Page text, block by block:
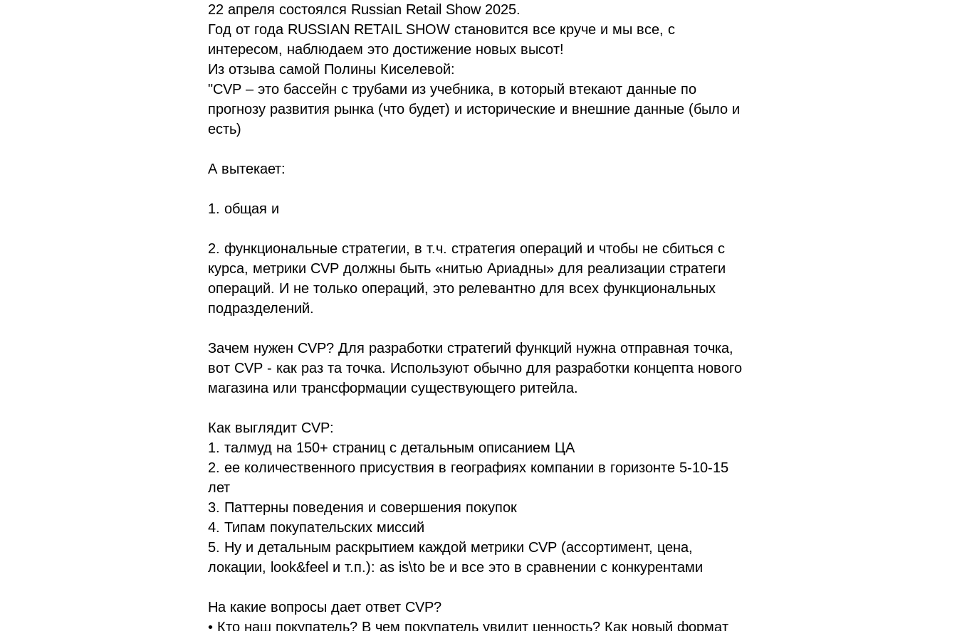
22 апреля состоялся Russian Retail Show 2025.
Год от года RUSSIAN RETAIL SHOW становится все круче и мы все, с
интересом, наблюдаем это достижение новых высот!
Из отзыва самой Полины Киселевой:
"CVP – это бассейн с трубами из учебника, в который втекают данные по
прогнозу развития рынка (что будет) и исторические и внешние данные (было и
есть)
А вытекает:
1. общая и
2. функциональные стратегии, в т.ч. стратегия операций и чтобы не сбиться с
курса, метрики CVP должны быть «нитью Ариадны» для реализации стратеги
операций. И не только операций, это релевантно для всех функциональных
подразделений.
Зачем нужен CVP? Для разработки стратегий функций нужна отправная точка,
вот CVP - как раз та точка. Используют обычно для разработки концепта нового
магазина или трансформации существующего ритейла.
Как выглядит CVP:
1. талмуд на 150+ страниц с детальным описанием ЦА
2. ее количественного присуствия в географиях компании в горизонте 5-10-15
лет
3. Паттерны поведения и совершения покупок
4. Типам покупательских миссий
5. Ну и детальным раскрытием каждой метрики CVP (ассортимент, цена,
локации, look&feel и т.п.): as is\to be и все это в сравнении с конкурентами
На какие вопросы дает ответ CVP?
• Кто наш покупатель? В чем покупатель увидит ценность? Как новый формат